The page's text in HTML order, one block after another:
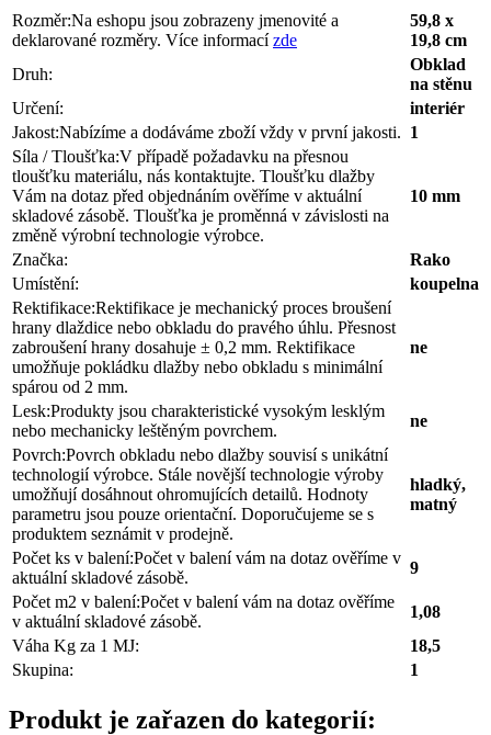
Rozměr:Na eshopu jsou zobrazeny jmenovité a
deklarované rozměry. Více informacízde
59,8 x
19,8 cm
Druh:
Obklad
na stěnu
Určení:
interiér
Jakost:Nabízíme a dodáváme zboží vždy v první jakosti. 1
Síla / Tloušťka:V případě požadavku na přesnou
tloušťku materiálu, nás kontaktujte. Tloušťku dlažby
Vám na dotaz před objednáním ověříme v aktuální
skladové zásobě. Tloušťka je proměnná v závislosti na
změně výrobní technologie výrobce.
10 mm
Značka:
Rako
Umístění:
koupelna
Rektifikace:Rektifikace je mechanický proces broušení
hrany dlaždice nebo obkladu do pravého úhlu. Přesnost
zabroušení hrany dosahuje ± 0,2 mm. Rektifikace
umožňuje pokládku dlažby nebo obkladu s minimální
spárou od 2 mm.
ne
Lesk:Produkty jsou charakteristické vysokým lesklým
nebo mechanicky leštěným povrchem.
ne
Povrch:Povrch obkladu nebo dlažby souvisí s unikátní
technologií výrobce. Stále novější technologie výroby
umožňují dosáhnout ohromujících detailů. Hodnoty
parametru jsou pouze orientační. Doporučujeme se s
produktem seznámit v prodejně.
hladký,
matný
Počet ks v balení:Počet v balení vám na dotaz ověříme v
aktuální skladové zásobě.
9
Počet m2 v balení:Počet v balení vám na dotaz ověříme
v aktuální skladové zásobě.
1,08
Váha Kg za 1 MJ:
18,5
Skupina:
1
Produkt je zařazen do kategorií: